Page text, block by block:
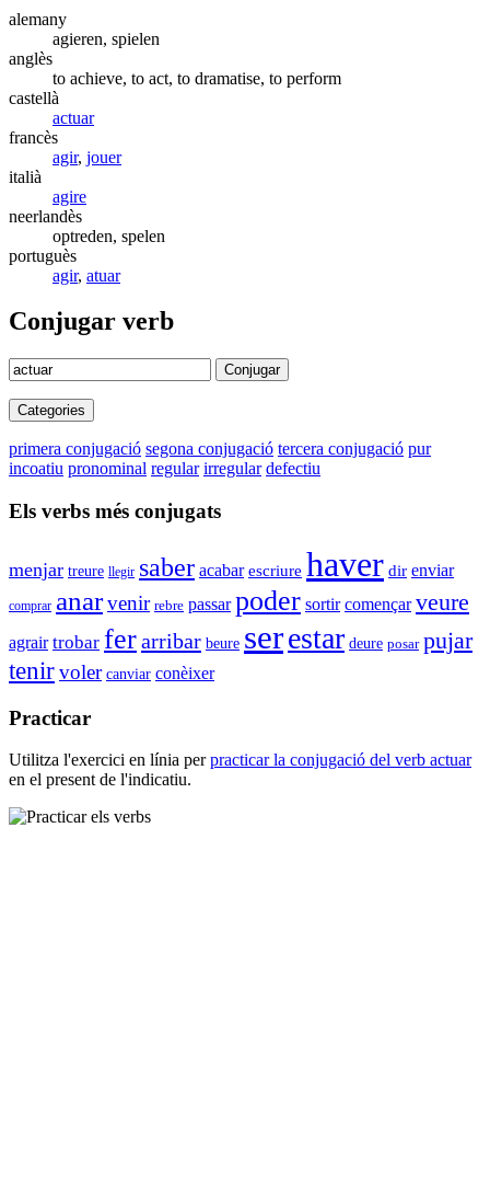
alemany
agieren, spielen
anglès
to achieve, to act, to dramatise, to perform
castellà
actuar
francès
agir, jouer
italià
agire
neerlandès
optreden, spelen
portuguès
agir, atuar
Conjugar verb
Conjugar
Categories
primera conjugació segona conjugació tercera conjugació pur
incoatiu pronominal regular irregular defectiu
Els verbs més conjugats
menjar treure llegir saber acabar escriure haver dir enviar
comprar anarvenir rebre passar poder sortir començar veure
agrair trobar ferarribar beure serestar deure posar pujar
tenirvoler canviar conèixer
Practicar
Utilitza l'exercici en línia perpracticar la conjugació del verb actuar
en el present de l'indicatiu.